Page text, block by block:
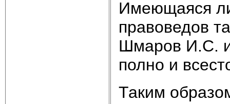
Имеющаяся
правоведов
Шмаров И.С. и
полно и
Таким